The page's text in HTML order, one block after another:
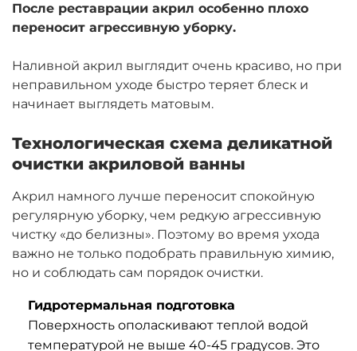
После реставрации акрил особенно плохо
переносит агрессивную уборку.
Наливной акрил выглядит очень красиво, но при
неправильном уходе быстро теряет блеск и
начинает выглядеть матовым.
Технологическая схема деликатной
очистки акриловой ванны
Акрил намного лучше переносит спокойную
регулярную уборку, чем редкую агрессивную
чистку «до белизны». Поэтому во время ухода
важно не только подобрать правильную химию,
но и соблюдать сам порядок очистки.
Гидротермальная подготовка
Поверхность ополаскивают теплой водой
температурой не выше 40-45 градусов. Это